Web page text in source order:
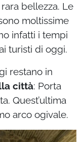
bellezza. Le
moltissime
infatti i tempi
turisti di oggi.
restano in
città: Porta
Quest’ultima
arco ogivale.